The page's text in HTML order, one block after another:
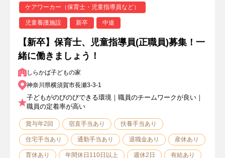
ケアワーカー（保育士・児童指導員など）
児童養護施設 新卒 中途
【新卒】保育士、児童指導員(正職員)募集！一
緒に働きましょう！
しらかば子どもの家
神奈川県横須賀市長瀬3-3-1
子どもがのびのびできる環境｜職員のチームワークが良い｜
職員の定着率が高い
賞与年2回 宿直手当あり 扶養手当あり
住宅手当あり 通勤手当あり 退職金あり 産休あり
育休あり 年間休日110日以上 週休2日 有給あり